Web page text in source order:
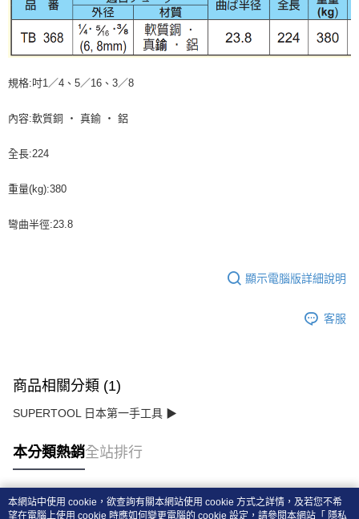
每筆NT$120，滿NT$1,599(含以上)免運費
規格:吋1／4、5／16、3／8
內容:軟質銅 ‧ 真鍮 ‧ 鋁
全長:224
重量(kg):380
彎曲半徑:23.8
顯示電腦版詳細說明
客服
商品相關分類 (1)
SUPERTOOL 日本第一手工具 ▶
本分類熱銷全站排行
熱門標籤
本網站中使用 cookie，欲查詢有關本網站使用 cookie 方式之詳情，及若您不希
望在電腦上使用 cookie 時應如何變更電腦的 cookie 設定，請參閱本網站「 隱私